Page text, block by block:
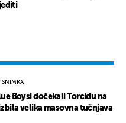
SNIMKA
Boysi dočekali Torcidu na
velika masovna tučnjava